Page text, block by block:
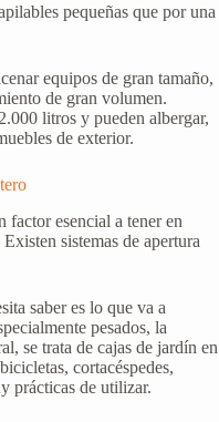
pequeñas que por una
equipos de gran tamaño,
de gran volumen.
litros y pueden albergar,
de exterior.
factor esencial a tener en
sistemas de apertura
saber es lo que va a
pesados, la
se trata de cajas de jardín en
cortacéspedes,
prácticas de utilizar.